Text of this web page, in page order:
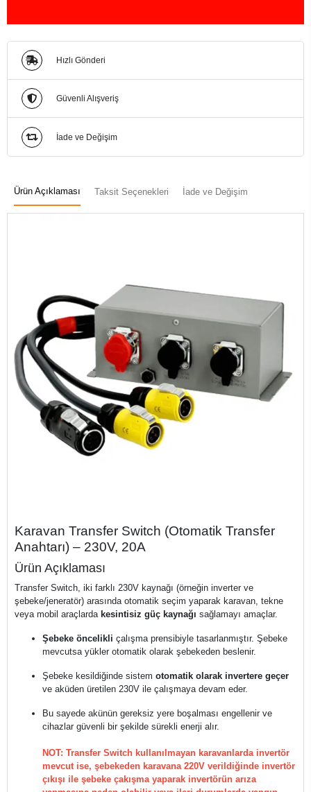
Hızlı Gönderi
Güvenli Alışveriş
İade ve Değişim
Ürün Açıklaması Taksit Seçenekleri İade ve Değişim
Karavan Transfer Switch (Otomatik Transfer
Anahtarı) – 230V, 20A
Ürün Açıklaması
Transfer Switch, iki farklı 230V kaynağı (örneğin inverter ve
şebeke/jeneratör) arasında otomatik seçim yaparak karavan, tekne
veya mobil araçlarda kesintisiz güç kaynağı sağlamayı amaçlar.
Şebeke öncelikli çalışma prensibiyle tasarlanmıştır. Şebeke
mevcutsa yükler otomatik olarak şebekeden beslenir.
Şebeke kesildiğinde sistem otomatik olarak invertere geçer
ve aküden üretilen 230V ile çalışmaya devam eder.
Bu sayede akünün gereksiz yere boşalması engellenir ve
cihazlar güvenli bir şekilde sürekli enerji alır.
NOT: Transfer Switch kullanılmayan karavanlarda invertör
mevcut ise, şebekeden karavana 220V verildiğinde invertör
çıkışı ile şebeke çakışma yaparak invertörün arıza